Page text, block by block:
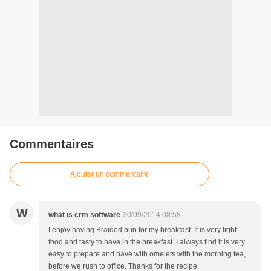
Commentaires
Ajouter un commentaire
W what is crm software 30/09/2014 08:58
I enjoy having Braided bun for my breakfast. It is very light
food and tasty to have in the breakfast. I always find it is very
easy to prepare and have with omelets with the morning tea,
before we rush to office. Thanks for the recipe.